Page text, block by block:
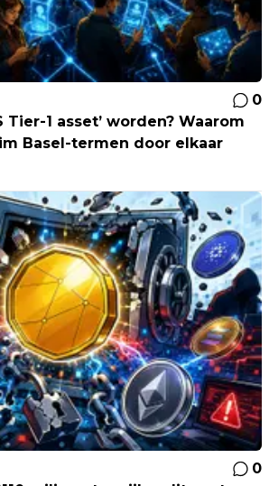
0
Tier-1 asset’ worden? Waarom
Basel-termen door elkaar
0